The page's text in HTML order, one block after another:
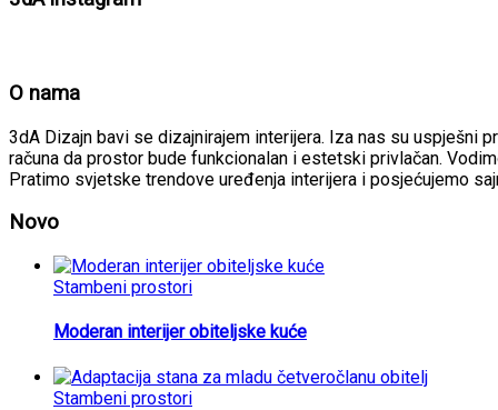
O nama
3dA Dizajn bavi se dizajnirajem interijera. Iza nas su uspješni
računa da prostor bude funkcionalan i estetski privlačan.
Pratimo svjetske trendove uređenja interijera i posjećujemo
Novo
Stambeni prostori
Moderan interijer obiteljske kuće
Stambeni prostori